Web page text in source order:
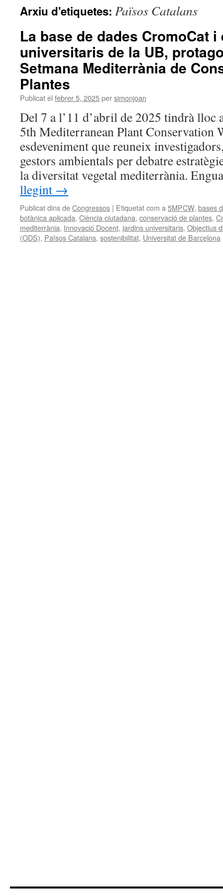
Arxiu d'etiquetes: Països Catalans
La base de dades CromoCat
universitaris de la UB,
Setmana Mediterrània de
Plantes
Publicat el febrer 5, 2025persimonjoan
Del 7 a l’11 d’abril de 2025 tindrà
5th Mediterranean Plant Conservation
esdeveniment que reuneix
gestors ambientals per debatre
la diversitat vegetal mediterrània.
llegint →
Publicat dins deCongressos | Etiquetat com a 5MPCW, bases
botànica aplicada, Ciència ciutadana, conservació de plantes,
mediterrània, Innovació Docent, jardins universitaris, Objectius
(ODS), Països Catalans, sostenibilitat, Universitat de Barcelona